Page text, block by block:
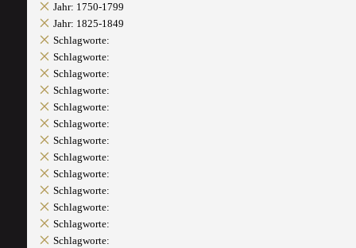
Jahr: 1750-1799
Jahr: 1825-1849
Schlagworte:
Schlagworte:
Schlagworte:
Schlagworte:
Schlagworte:
Schlagworte:
Schlagworte:
Schlagworte:
Schlagworte:
Schlagworte:
Schlagworte:
Schlagworte:
Schlagworte: